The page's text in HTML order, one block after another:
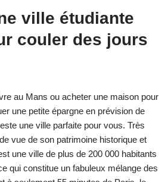
ville étudiante
couler des jours
au Mans ou acheter une maison pour
une petite épargne en prévision de
une ville parfaite pour vous. Très
vue de son patrimoine historique et
une ville de plus de 200 000 habitants
qui constitue un fabuleux mélange des